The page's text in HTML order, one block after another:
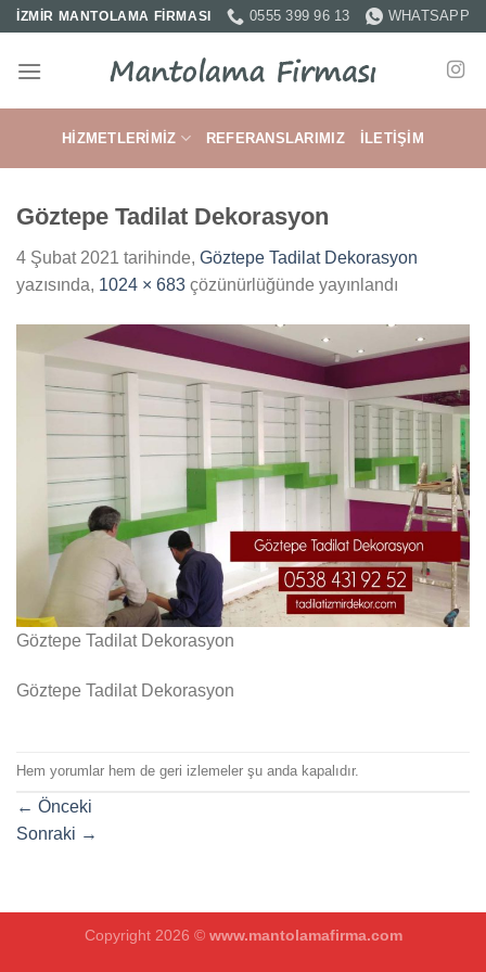
İçeriğe
İZMİR MANTOLAMA FİRMASI 0555 399 96 13 WHATSAPP
HIZMETLERIMIZ REFERANSLARIMIZ İLETIŞIM
Göztepe Tadilat Dekorasyon
4 Şubat 2021 tarihinde, Göztepe Tadilat Dekorasyon
yazısında, 1024 × 683 çözünürlüğünde yayınlandı
Göztepe Tadilat Dekorasyon
Göztepe Tadilat Dekorasyon
Hem yorumlar hem de geri izlemeler şu anda kapalıdır.
← Önceki
Sonraki →
Copyright 2026 © www.mantolamafirma.com